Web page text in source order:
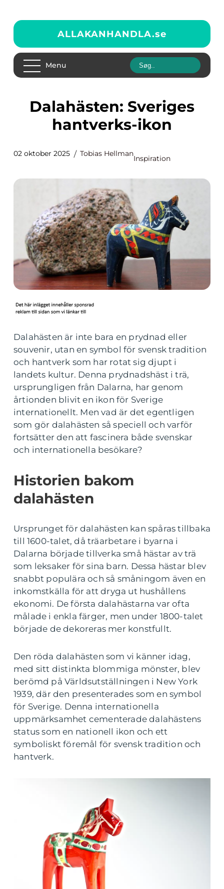
ALLAKANHANDLA.se
Menu
Dalahästen: Sveriges
hantverks-ikon
02 oktober 2025 Tobias Hellman
Inspiration
Dalahästen är inte bara en prydnad eller
souvenir, utan en symbol för svensk tradition
och hantverk som har rotat sig djupt i
landets kultur. Denna prydnadshäst i trä,
ursprungligen från Dalarna, har genom
årtionden blivit en ikon för Sverige
internationellt. Men vad är det egentligen
som gör dalahästen så speciell och varför
fortsätter den att fascinera både svenskar
och internationella besökare?
Historien bakom
dalahästen
Ursprunget för dalahästen kan spåras tillbaka
till 1600-talet, då träarbetare i byarna i
Dalarna började tillverka små hästar av trä
som leksaker för sina barn. Dessa hästar blev
snabbt populära och så småningom även en
inkomstkälla för att dryga ut hushållens
ekonomi. De första dalahästarna var ofta
målade i enkla färger, men under 1800-talet
började de dekoreras mer konstfullt.
Den röda dalahästen som vi känner idag,
med sitt distinkta blommiga mönster, blev
berömd på Världsutställningen i New York
1939, där den presenterades som en symbol
för Sverige. Denna internationella
uppmärksamhet cementerade dalahästens
status som en nationell ikon och ett
symboliskt föremål för svensk tradition och
hantverk.